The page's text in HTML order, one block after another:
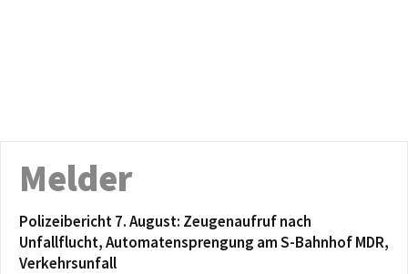
Melder
Polizeibericht 7. August: Zeugenaufruf nach
Unfallflucht, Automatensprengung am S-Bahnhof MDR,
Verkehrsunfall